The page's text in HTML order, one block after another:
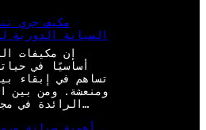
مكيف جري
الصيانة الدورية
إن مكيفات
أساسيًا في
تساهم في إبقاء
ومنعشة. ومن بين
الرائدة في مجال تكنولوجيا ال…
أهمية صيانة